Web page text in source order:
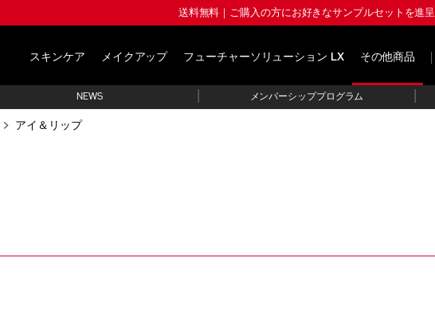
送料無料｜ご購入の方にお好きなサンプルセットを進呈
スキンケア メイクアップ フューチャーソリューション LX その他商品
NEWS メンバーシッププログラム
アイ＆リップ